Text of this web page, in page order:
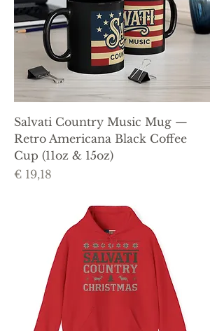
Salvati Country Music Mug —
Retro Americana Black Coffee
Cup (11oz & 15oz)
Prijs
€ 19,18